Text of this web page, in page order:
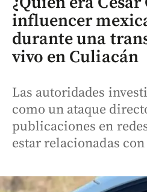
influencer
durante una
vivo en Culiacán
Las autoridades
como un ataque
publicaciones en
estar relacionadas con